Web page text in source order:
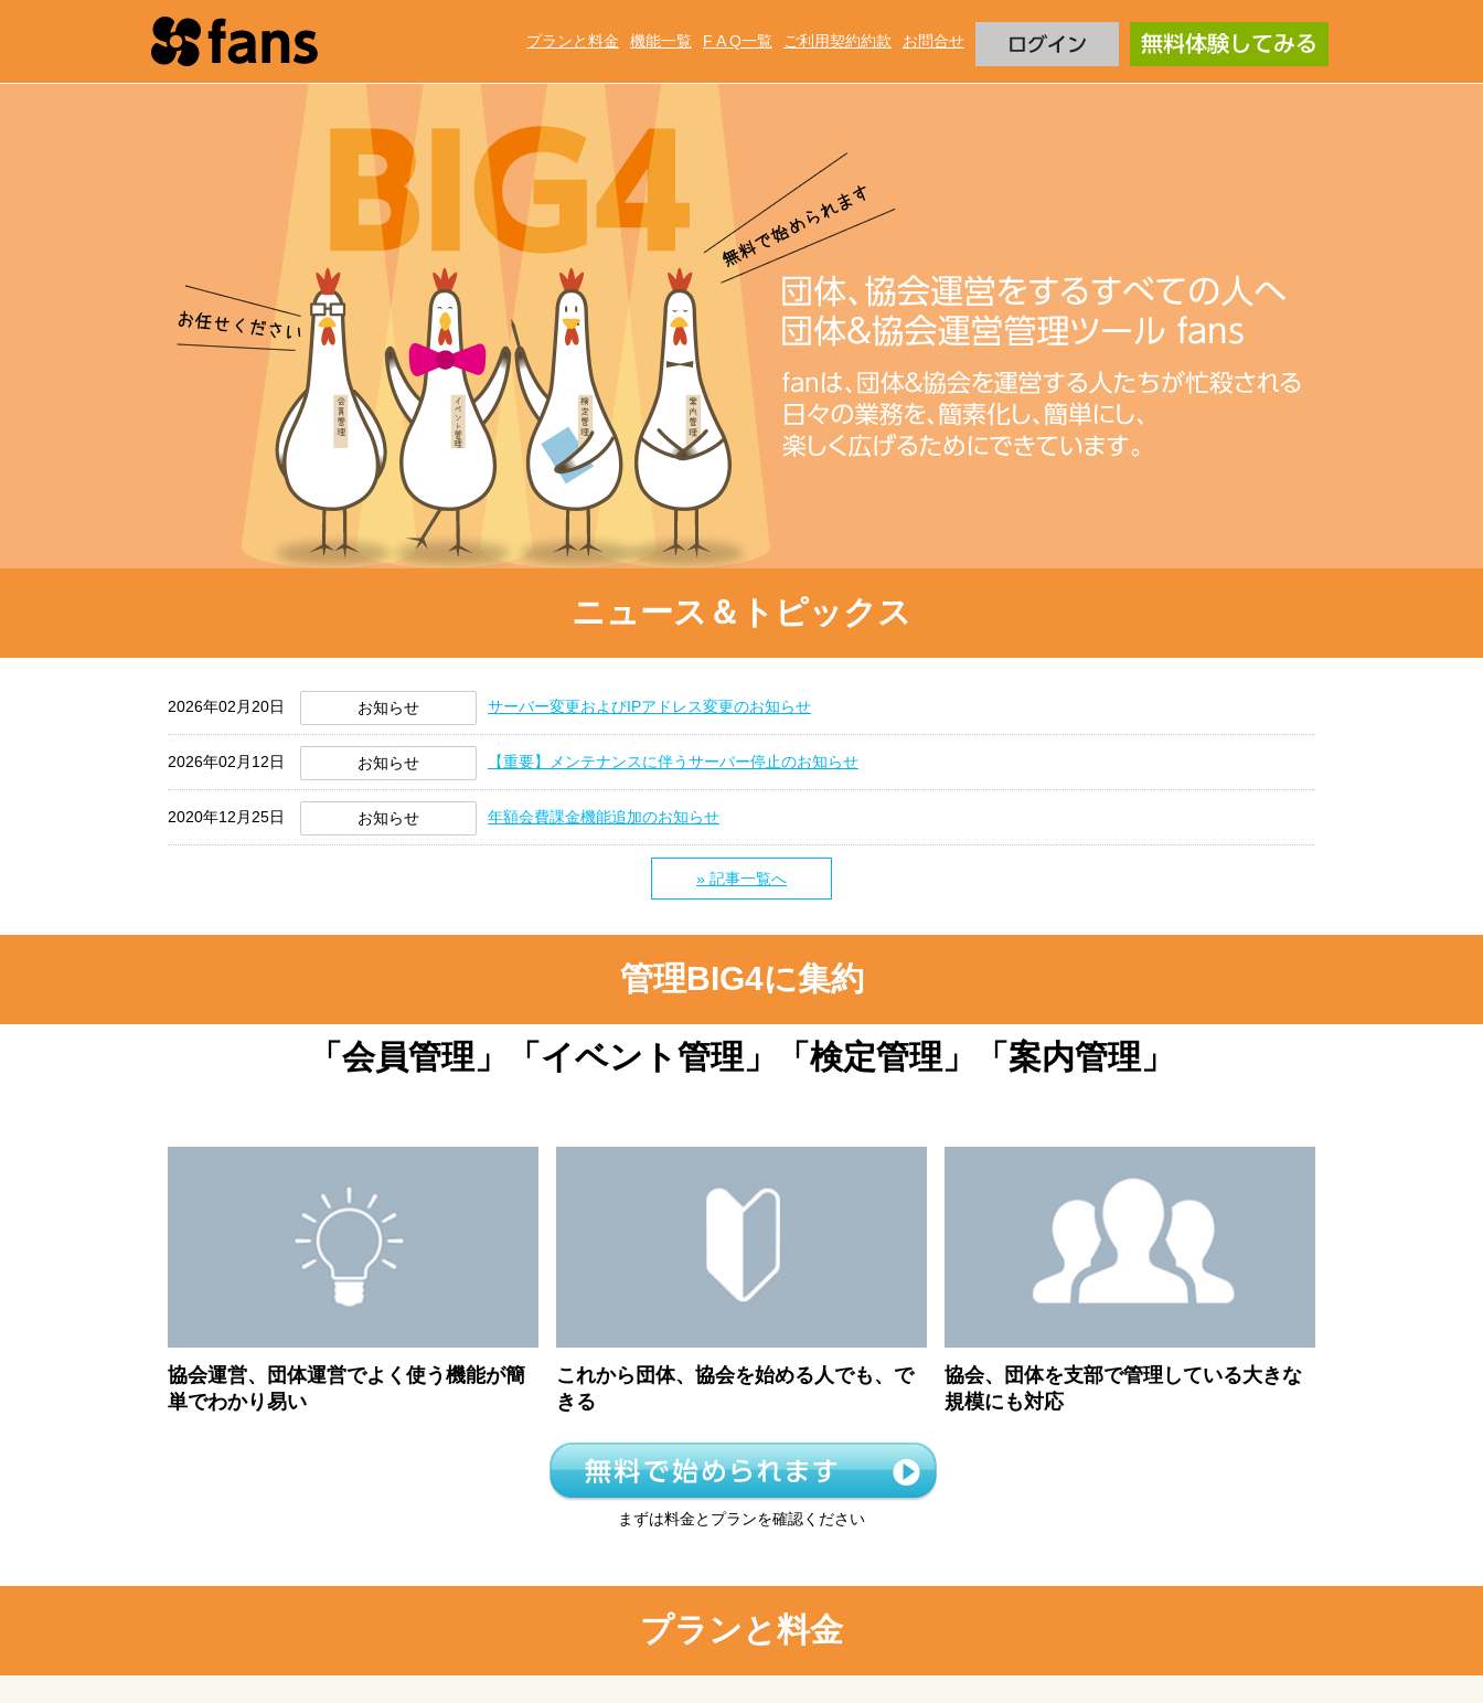
プランと料金 機能一覧 F A Q一覧 ご利用契約約款 お問合せ
ニュース＆トピックス
2026年02月20日 お知らせ サーバー変更およびIPアドレス変更のお知らせ
2026年02月12日 お知らせ 【重要】メンテナンスに伴うサーバー停止のお知らせ
2020年12月25日 お知らせ 年額会費課金機能追加のお知らせ
» 記事一覧へ
管理BIG4に集約
「会員管理」「イベント管理」「検定管理」「案内管理」
協会運営、団体運営でよく使う機能が簡
単でわかり易い
これから団体、協会を始める人でも、で
きる
協会、団体を支部で管理している大きな
規模にも対応
まずは料金とプランを確認ください
プランと料金